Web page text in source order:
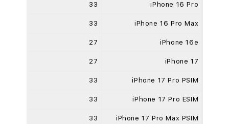
iPhone 16 Pro
33
iPhone 16 Pro Max
33
iPhone 16e
27
iPhone 17
27
iPhone 17 Pro PSIM
33
iPhone 17 Pro ESIM
33
iPhone 17 Pro Max PSIM
33